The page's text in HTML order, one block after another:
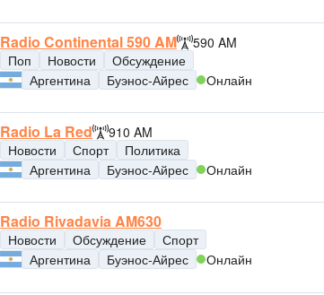
Radio Continental 590 AM
590 AM
Поп
Новости
Обсуждение
Аргентина
Буэнос-Айрес Онлайн
Radio La Red
910 AM
Новости
Спорт
Политика
Аргентина
Буэнос-Айрес Онлайн
Radio Rivadavia AM630
Новости Обсуждение
Спорт
Аргентина
Буэнос-Айрес Онлайн